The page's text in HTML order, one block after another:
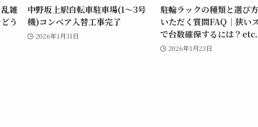
雑
う
中野坂上駅自転車駐車場(1～3号
機)コンベア入替工事完了
2026年1月31日
駐輪ラックの種類と選び
いただく質問FAQ｜狭い
で台数確保するには？etc.
2026年1月23日